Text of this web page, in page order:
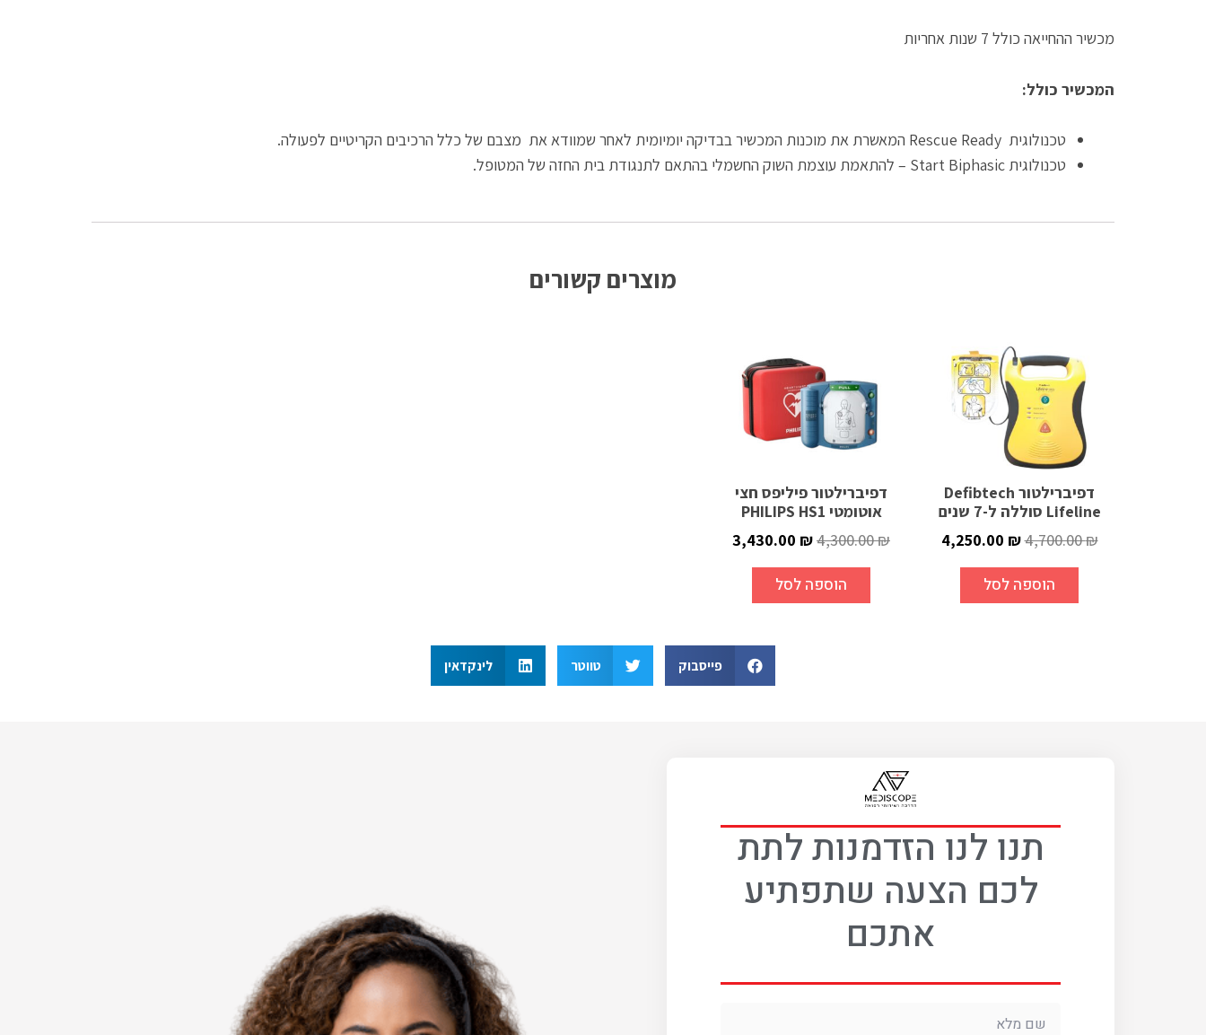
מכשיר ההחייאה כולל 7 שנות אחריות
המכשיר כולל:
טכנולוגית Rescue Ready המאשרת את מוכנות המכשיר בבדיקה יומיומית לאחר שמוודא את מצבם של כלל הרכיבים הקריטיים לפעולה.
טכנולוגית Start Biphasic – להתאמת עוצמת השוק החשמלי בהתאם לתנגודת בית החזה של המטופל.
מוצרים קשורים
דפיברילטור Defibtech
Lifeline סוללה ל-7 שנים
4,700.00₪
4,250.00 ₪
הוספה לסל
דפיברילטור פיליפס חצי
אוטומטי PHILIPS HS1
4,300.00₪
3,430.00 ₪
הוספה לסל
פייסבוק טווטר לינקדאין
תנו לנו הזדמנות לתת
לכם הצעה שתפתיע
אתכם